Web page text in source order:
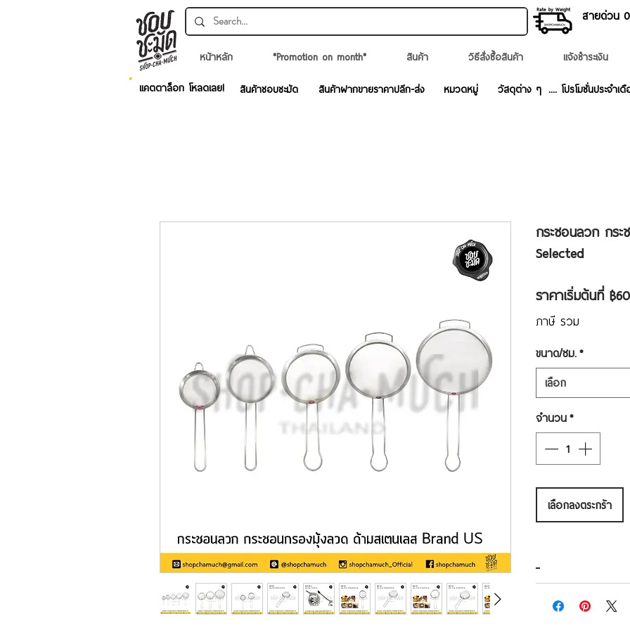
สายด่วน
หน้าหลัก *Promotion on month* สินค้า วิธีสั่งซื้อสินค้า แจ้งชำระเงิน
สินค้าชอบชะมัด สินค้าฝากขายราคาปลีก-ส่ง หมวดหมู่ วัสดุต่าง ๆ .... โปรโมชั่นประจำเ
แคตตาล็อก โหลดเลย!
กระชอนลวก กระ
Selected
ราคาเริ่มต้นที่ ฿
ภาษี รวม
ขนาด/ซม.*
เลือก
จำนวน*
เลือกลงตระกร้า